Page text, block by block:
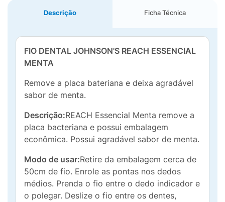
Descrição Ficha Técnica
FIO DENTAL JOHNSON'S REACH ESSENCIAL
MENTA
Remove a placa bateriana e deixa agradável
sabor de menta.
Descrição:REACH Essencial Menta remove a
placa bacteriana e possui embalagem
econômica. Possui agradável sabor de menta.
Modo de usar:Retire da embalagem cerca de
50cm de fio. Enrole as pontas nos dedos
médios. Prenda o fio entre o dedo indicador e
o polegar. Deslize o fio entre os dentes,